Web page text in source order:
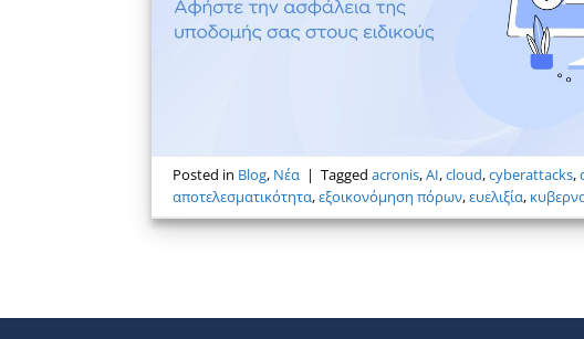
Posted in Blog, Νέα | Taggedacronis,AI,cloud,cyberattacks,
αποτελεσματικότητα,εξοικονόμηση πόρων,ευελιξία,